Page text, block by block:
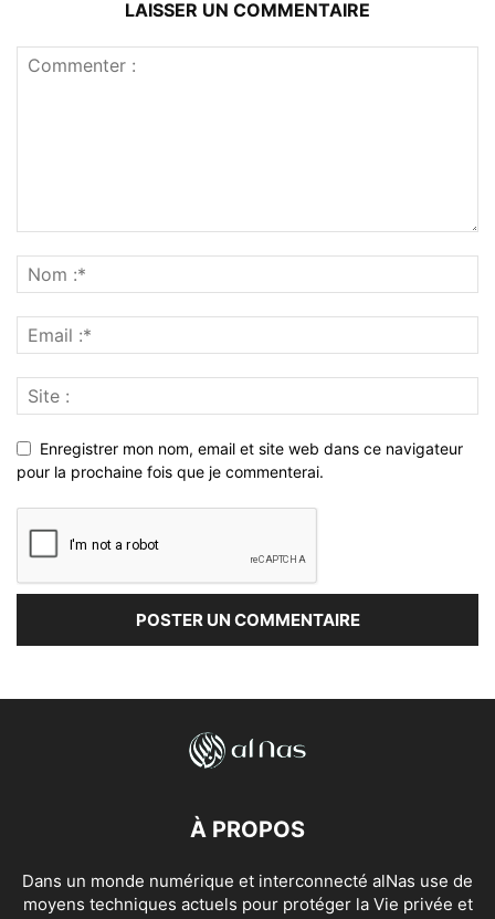
LAISSER UN COMMENTAIRE
Enregistrer mon nom, email et site web dans ce navigateur
pour la prochaine fois que je commenterai.
À PROPOS
Dans un monde numérique et interconnecté alNas use de
moyens techniques actuels pour protéger la Vie privée et